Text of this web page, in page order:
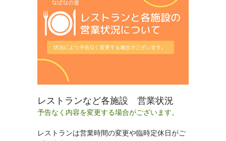
レストランなど各施設 営業状況
予告なく内容を変更する場合がございます。
レストランは営業時間の変更や臨時定休日がご